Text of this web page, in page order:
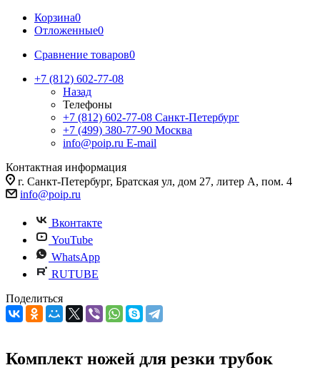
Корзина0
Отложенные0
Сравнение товаров0
+7 (812) 602-77-08
Назад
Телефоны
+7 (812) 602-77-08 Санкт-Петербург
+7 (499) 380-77-90 Москва
info@poip.ru E-mail
Контактная информация
г. Санкт-Петербург, Братская ул, дом 27, литер А, пом. 4
info@poip.ru
Вконтакте
YouTube
WhatsApp
RUTUBE
Поделиться
Комплект ножей для резки трубок